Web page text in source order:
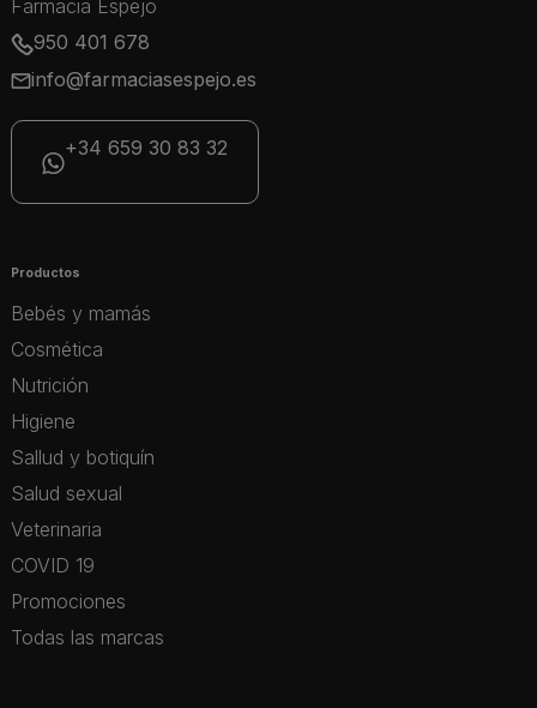
Farmacia Espejo
950 401 678
info@farmaciasespejo.es
+34 659 30 83 32
Productos
Bebés y mamás
Cosmética
Nutrición
Higiene
Sallud y botiquín
Salud sexual
Veterinaria
COVID 19
Promociones
Todas las marcas